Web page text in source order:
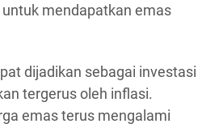
mendapatkan emas
dijadikan sebagai investasi
tergerus oleh inflasi.
emas terus mengalami